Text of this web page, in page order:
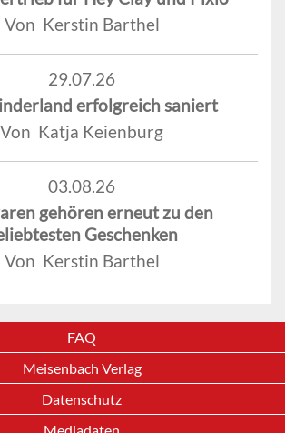
Von Kerstin Barthel
29.07.26
erfolgreich saniert
Von Katja Keienburg
03.08.26
gehören erneut zu den
Geschenken
Von Kerstin Barthel
FAQ
Meisenbach Verlag
Datenschutz